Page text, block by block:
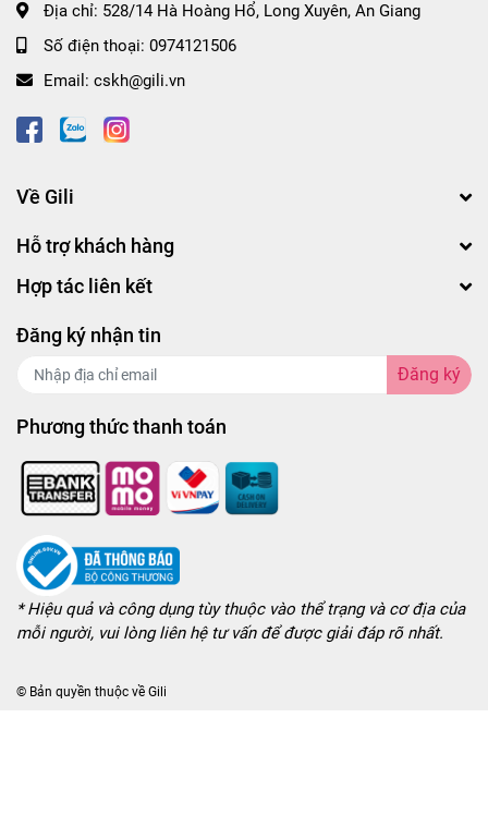
Địa chỉ: 528/14 Hà Hoàng Hổ, Long Xuyên, An Giang
Số điện thoại: 0974121506
Email: cskh@gili.vn
Về Gili
Hỗ trợ khách hàng
Hợp tác liên kết
Đăng ký nhận tin
Đăng ký
Phương thức thanh toán
* Hiệu quả và công dụng tùy thuộc vào thể trạng và cơ địa của
mỗi người, vui lòng liên hệ tư vấn để được giải đáp rõ nhất.
© Bản quyền thuộc về Gili